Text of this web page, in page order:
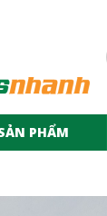
PHẨM